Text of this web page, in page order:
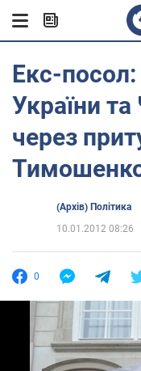
Екс-посол:
України та
через
(Архів) Політика
10.01.2012 08:26
0